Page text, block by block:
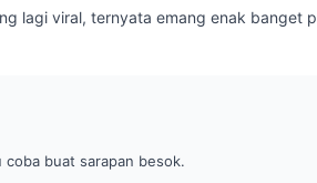
lagi viral, ternyata emang enak banget
coba buat sarapan besok.